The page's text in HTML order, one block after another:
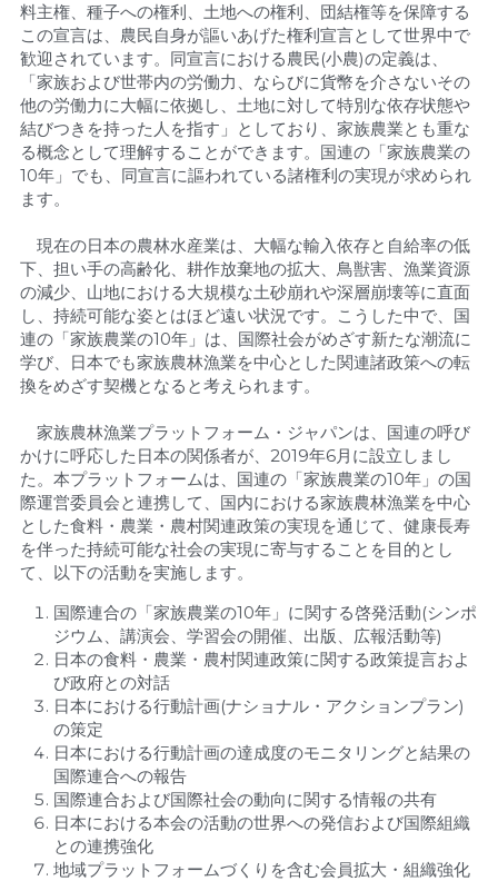
料主権、種子への権利、土地への権利、団結権等を保障する
この宣言は、農民自身が謳いあげた権利宣言として世界中で
歓迎されています。同宣言における農民(小農)の定義は、
「家族および世帯内の労働力、ならびに貨幣を介さないその
他の労働力に大幅に依拠し、土地に対して特別な依存状態や
結びつきを持った人を指す」としており、家族農業とも重な
る概念として理解することができます。国連の「家族農業の
10年」でも、同宣言に謳われている諸権利の実現が求められ
ます。
現在の日本の農林水産業は、大幅な輸入依存と自給率の低
下、担い手の高齢化、耕作放棄地の拡大、鳥獣害、漁業資源
の減少、山地における大規模な土砂崩れや深層崩壊等に直面
し、持続可能な姿とはほど遠い状況です。こうした中で、国
連の「家族農業の10年」は、国際社会がめざす新たな潮流に
学び、日本でも家族農林漁業を中心とした関連諸政策への転
換をめざす契機となると考えられます。
家族農林漁業プラットフォーム・ジャパンは、国連の呼び
かけに呼応した日本の関係者が、2019年6月に設立しまし
た。本プラットフォームは、国連の「家族農業の10年」の国
際運営委員会と連携して、国内における家族農林漁業を中心
とした食料・農業・農村関連政策の実現を通じて、健康長寿
を伴った持続可能な社会の実現に寄与することを目的とし
て、以下の活動を実施します。
国際連合の「家族農業の10年」に関する啓発活動(シンポ
ジウム、講演会、学習会の開催、出版、広報活動等)
日本の食料・農業・農村関連政策に関する政策提言およ
び政府との対話
日本における行動計画(ナショナル・アクションプラン)
の策定
日本における行動計画の達成度のモニタリングと結果の
国際連合への報告
国際連合および国際社会の動向に関する情報の共有
日本における本会の活動の世界への発信および国際組織
との連携強化
地域プラットフォームづくりを含む会員拡大・組織強化